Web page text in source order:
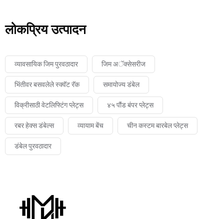
लोकप्रिय उत्पादन
व्यावसायिक जिम पुरवठादार जिम अॅक्सेसरीज
भिंतीवर बसवलेले स्क्वॅट रॅक समायोज्य डंबेल
विक्रीसाठी वेटलिफ्टिंग प्लेट्स ४५ पौंड बंपर प्लेट्स
रबर हेक्स डंबेल्स व्यायाम बेंच चीन कस्टम बारबेल प्लेट्स
डंबेल पुरवठादार